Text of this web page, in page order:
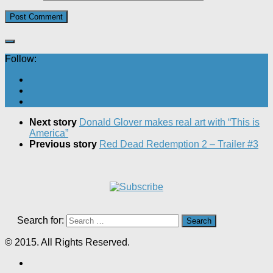
Follow:
Next story Donald Glover makes real art with “This is
America”
Previous story Red Dead Redemption 2 – Trailer #3
Search for:
© 2015. All Rights Reserved.